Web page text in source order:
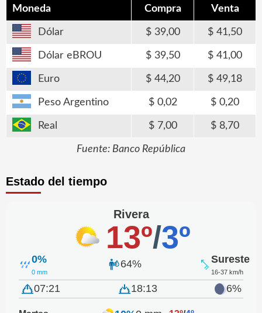
Moneda Compra Venta
Dólar 39,00 41,50
Dólar eBROU 39,50 41,00
Euro 44,20 49,18
Peso Argentino 0,02 0,20
Real 7,00 8,70
Fuente: Banco República
Estado del tiempo
Rivera
13º/3º
0%
0 mm
64% Sureste
16-37 km/h
07:21 18:13 6%